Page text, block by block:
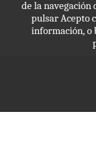
de la navegación
pulsar Acepto
información, o